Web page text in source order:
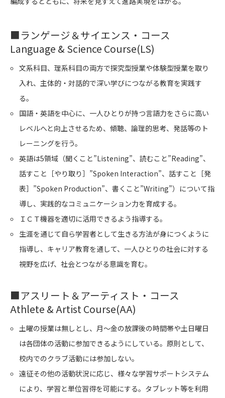
■ランゲージ＆サイエンス・コース
Language & Science Course(LS)
文系科目、理系科目の両方で探究型授業や体験型授業を取り
入れ、主体的・対話的で深い学びにつながる教育を実践す
る。
国語・英語を中心に、一人ひとりが持つ言語力をさらに高い
レベルへと向上させるため、傾聴、論理的思考、発話等のト
レーニングを行う。
英語は5領域（聞くこと”Listening”、読むこと”Reading”、
話すこと［やり取り］”Spoken Interaction”、話すこと［発
表］”Spoken Production”、書くこと”Writing”）について指
導し、実践的なコミュニケーション力を育成する。
ＩＣＴ機器を適切に活用できるよう指導する。
生涯を通じて自ら学習者として生きる方法が身につくように
指導し、キャリア教育を通して、一人ひとりの社会に対する
視野を広げ、社会とつながる意識を育む。
■アスリート＆アーティスト・コース
Athlete & Artist Course(AA)
土曜の授業は無しとし、月～金の放課後の時間帯や土日曜日
は各団体の活動に参加できるようにしている。原則として、
校内でのクラブ活動には参加しない。
遠征その他の活動状況に応じ、様々な学習サポートシステム
により、学習と単位習得を可能にする。タブレット等を利用